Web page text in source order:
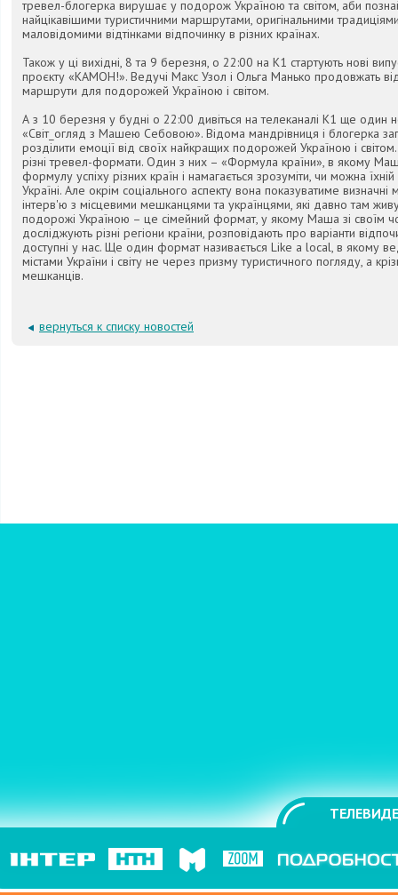
тревел-блогерка вирушає у подорож Україною та світом, аби
найцікавішими туристичними маршрутами, оригінальними
маловідомими відтінками відпочинку в різних країнах.
Також у ці вихідні, 8 та 9 березня, о 22:00 на К1 стартують нові
проєкту «КАМОН!». Ведучі Макс Узол і Ольга Манько продовжать
маршрути для подорожей Україною і світом.
А з 10 березня у будні о 22:00 дивіться на телеканалі К1 ще один
«Світ_огляд з Машею Себовою». Відома мандрівниця і блогерка
розділити емоції від своїх найкращих подорожей Україною і
різні тревел-формати. Один з них – «Формула країни», в якому
формулу успіху різних країн і намагається зрозуміти, чи можна
Україні. Але окрім соціального аспекту вона показуватиме визначні
інтерв'ю з місцевими мешканцями та українцями, які давно там
подорожі Україною – це сімейний формат, у якому Маша зі своїм
досліджують різні регіони країни, розповідають про варіанти
доступні у нас. Ще один формат називається Like a local, в якому
містами України і світу не через призму туристичного погляду, а
мешканців.
вернуться к списку новостей